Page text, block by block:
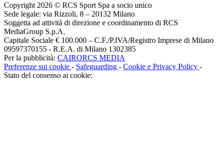
Copyright 2026 © RCS Sport Spa a socio unico
Sede legale: via Rizzoli, 8 – 20132 Milano
Soggetta ad attività di direzione e coordinamento di RCS
MediaGroup S.p.A.
Capitale Sociale € 100.000 – C.F./P.IVA/Registro Imprese di Milano
09597370155 - R.E.A. di Milano 1302385
Per la pubblicità: CAIRORCS MEDIA
Preferenze sui cookie - Safeguarding - Cookie e Privacy Policy -
Stato del consenso ai cookie: